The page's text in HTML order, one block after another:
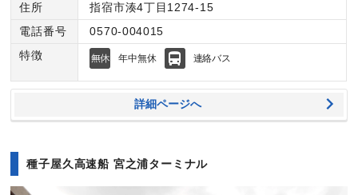
住所
指宿市湊4丁目1274-15
電話番号
0570-004015
特徴
年中無休 連絡バス
詳細ページへ
種子屋久高速船 宮之浦ターミナル